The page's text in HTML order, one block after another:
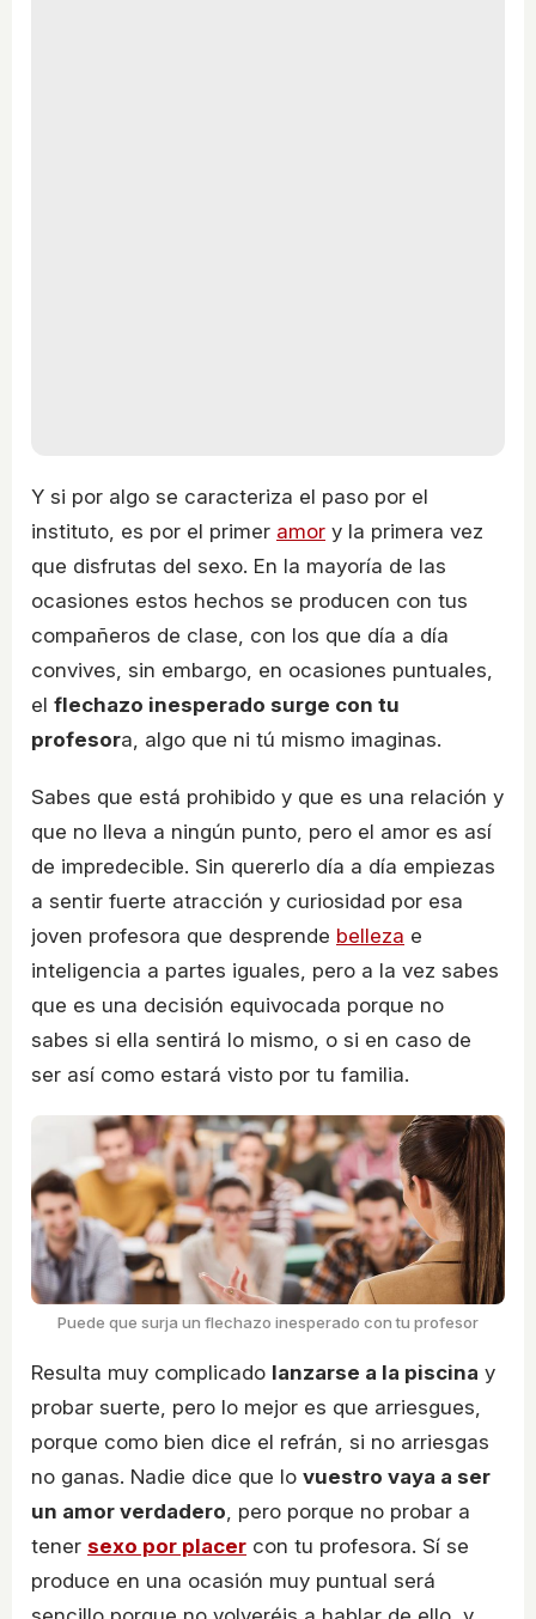
Y si por algo se caracteriza el paso por el
instituto, es por el primer amor y la primera vez
que disfrutas del sexo. En la mayoría de las
ocasiones estos hechos se producen con tus
compañeros de clase, con los que día a día
convives, sin embargo, en ocasiones puntuales,
el flechazo inesperado surge con tu
profesora, algo que ni tú mismo imaginas.
Sabes que está prohibido y que es una relación y
que no lleva a ningún punto, pero el amor es así
de impredecible. Sin quererlo día a día empiezas
a sentir fuerte atracción y curiosidad por esa
joven profesora que desprende belleza e
inteligencia a partes iguales, pero a la vez sabes
que es una decisión equivocada porque no
sabes si ella sentirá lo mismo, o si en caso de
ser así como estará visto por tu familia.
Puede que surja un flechazo inesperado con tu profesor
Resulta muy complicado lanzarse a la piscina y
probar suerte, pero lo mejor es que arriesgues,
porque como bien dice el refrán, si no arriesgas
no ganas. Nadie dice que lo vuestro vaya a ser
un amor verdadero, pero porque no probar a
tener sexo por placer con tu profesora. Sí se
produce en una ocasión muy puntual será